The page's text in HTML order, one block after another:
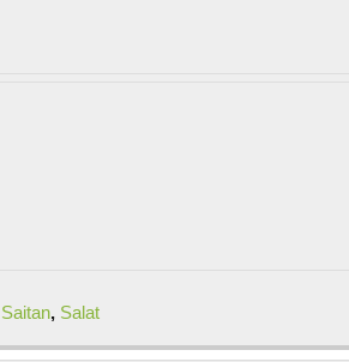
Saitan, Salat